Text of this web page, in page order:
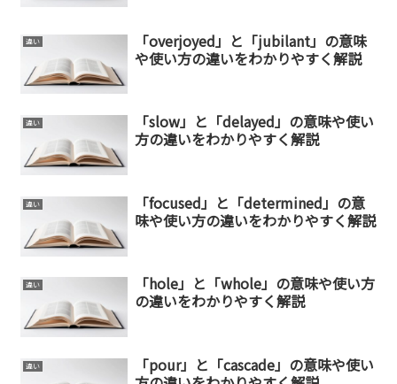
違い
「overjoyed」と「jubilant」の意味
や使い方の違いをわかりやすく解説
違い
「slow」と「delayed」の意味や使い
方の違いをわかりやすく解説
違い
「focused」と「determined」の意
味や使い方の違いをわかりやすく解説
違い
「hole」と「whole」の意味や使い方
の違いをわかりやすく解説
違い
「pour」と「cascade」の意味や使い